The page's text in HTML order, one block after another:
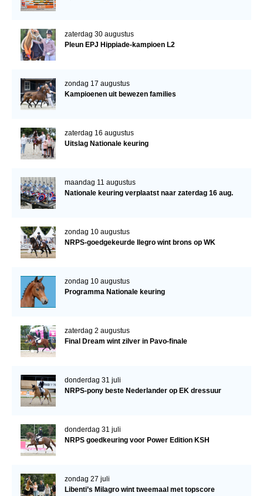
zaterdag 30 augustus
Pleun EPJ Hippiade-kampioen L2
zondag 17 augustus
Kampioenen uit bewezen families
zaterdag 16 augustus
Uitslag Nationale keuring
maandag 11 augustus
Nationale keuring verplaatst naar zaterdag 16 aug.
zondag 10 augustus
NRPS-goedgekeurde Ilegro wint brons op WK
zondag 10 augustus
Programma Nationale keuring
zaterdag 2 augustus
Final Dream wint zilver in Pavo-finale
donderdag 31 juli
NRPS-pony beste Nederlander op EK dressuur
donderdag 31 juli
NRPS goedkeuring voor Power Edition KSH
zondag 27 juli
Libenti’s Milagro wint tweemaal met topscore